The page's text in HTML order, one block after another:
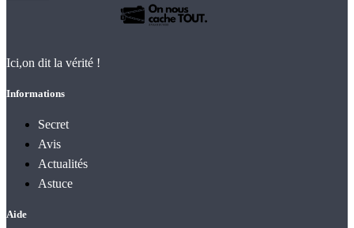
Ici,on dit la vérité !
Informations
Secret
Avis
Actualités
Astuce
Aide